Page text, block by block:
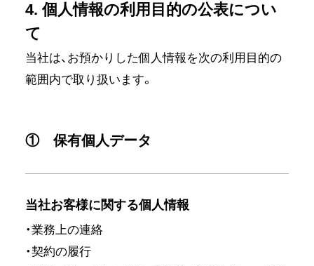
4. 個人情報の利用目的の公表につい
て
当社は、お預かりした個人情報を次の利用目的の
範囲内で取り扱います。
① 保有個人データ
当社お客様に関する個人情報
・業務上の連絡
・契約の履行